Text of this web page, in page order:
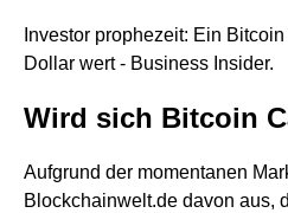
Investor prophezeit: Ein
Dollar wert - Business Insider.
Wird sich Bitcoin
Aufgrund der momentanen
Blockchainwelt.de davon aus,